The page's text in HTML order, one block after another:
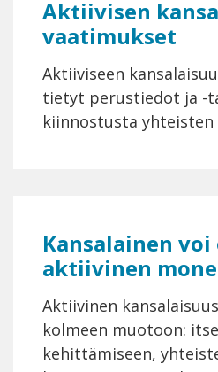
Aktiivisen
vaatimukset
Aktiiviseen
tietyt perustiedot ja -
kiinnostusta
Kansalainen voi
aktiivinen
Aktiivinen
kolmeen muotoon:
kehittämiseen,